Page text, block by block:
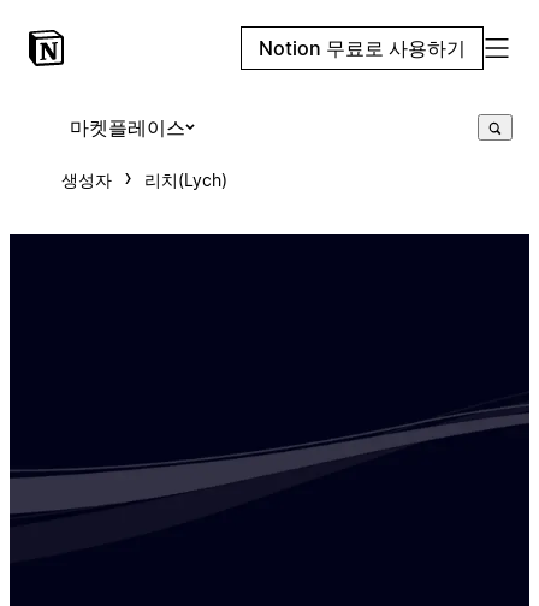
Notion 무료로 사용하기
마켓플레이스
생성자 리치(Lych)